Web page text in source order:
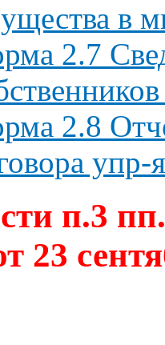
в
2.7
2.8
упр-я
п.3
23